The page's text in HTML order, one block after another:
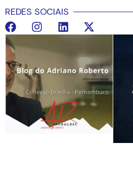
REDES SOCIAIS